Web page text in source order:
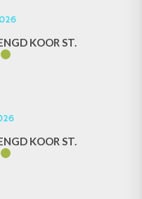
KOOR ST.
KOOR ST.